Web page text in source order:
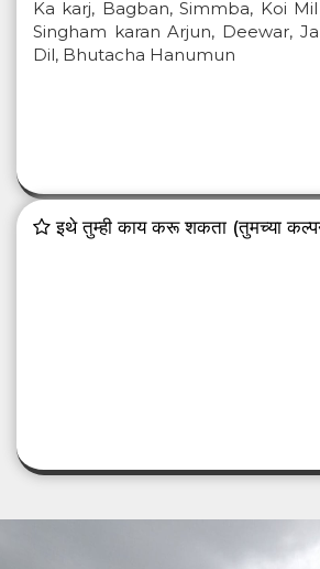
Ka karj, Bagban, Simmba, Koi
Singham karan Arjun, Deewar,
Dil, Bhutacha Hanumun
इथे तुम्ही काय करू शकता (तुमच्या